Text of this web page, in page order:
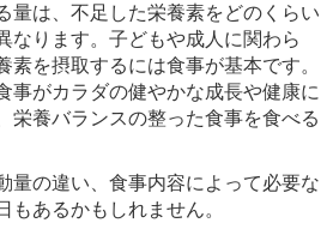
量は、不足した栄養素をどのくらい
なります。子どもや成人に関わら
素を摂取するには食事が基本です。
事がカラダの健やかな成長や健康に
栄養バランスの整った食事を食べる
量の違い、食事内容によって必要な
もあるかもしれません。